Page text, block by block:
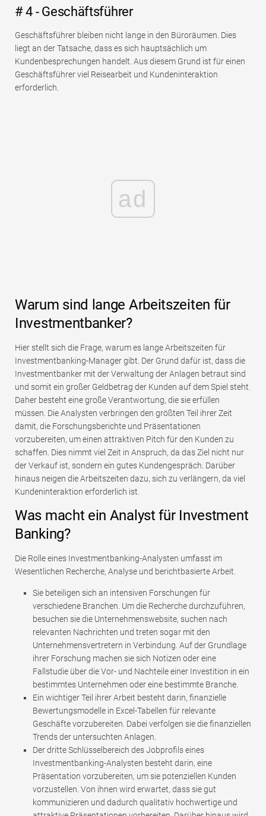
# 4 - Geschäftsführer
Geschäftsführer bleiben nicht lange in den Büroräumen. Dies
liegt an der Tatsache, dass es sich hauptsächlich um
Kundenbesprechungen handelt. Aus diesem Grund ist für einen
Geschäftsführer viel Reisearbeit und Kundeninteraktion
erforderlich.
ad
Warum sind lange Arbeitszeiten für
Investmentbanker?
Hier stellt sich die Frage, warum es lange Arbeitszeiten für
Investmentbanking-Manager gibt. Der Grund dafür ist, dass die
Investmentbanker mit der Verwaltung der Anlagen betraut sind
und somit ein großer Geldbetrag der Kunden auf dem Spiel steht.
Daher besteht eine große Verantwortung, die sie erfüllen
müssen. Die Analysten verbringen den größten Teil ihrer Zeit
damit, die Forschungsberichte und Präsentationen
vorzubereiten, um einen attraktiven Pitch für den Kunden zu
schaffen. Dies nimmt viel Zeit in Anspruch, da das Ziel nicht nur
der Verkauf ist, sondern ein gutes Kundengespräch. Darüber
hinaus neigen die Arbeitszeiten dazu, sich zu verlängern, da viel
Kundeninteraktion erforderlich ist.
Was macht ein Analyst für Investment
Banking?
Die Rolle eines Investmentbanking-Analysten umfasst im
Wesentlichen Recherche, Analyse und berichtbasierte Arbeit.
Sie beteiligen sich an intensiven Forschungen für
verschiedene Branchen. Um die Recherche durchzuführen,
besuchen sie die Unternehmenswebsite, suchen nach
relevanten Nachrichten und treten sogar mit den
Unternehmensvertretern in Verbindung. Auf der Grundlage
ihrer Forschung machen sie sich Notizen oder eine
Fallstudie über die Vor- und Nachteile einer Investition in ein
bestimmtes Unternehmen oder eine bestimmte Branche.
Ein wichtiger Teil ihrer Arbeit besteht darin, finanzielle
Bewertungsmodelle in Excel-Tabellen für relevante
Geschäfte vorzubereiten. Dabei verfolgen sie die finanziellen
Trends der untersuchten Anlagen.
Der dritte Schlüsselbereich des Jobprofils eines
Investmentbanking-Analysten besteht darin, eine
Präsentation vorzubereiten, um sie potenziellen Kunden
vorzustellen. Von ihnen wird erwartet, dass sie gut
kommunizieren und dadurch qualitativ hochwertige und